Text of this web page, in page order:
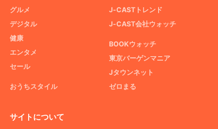
グルメ
デジタル
健康
エンタメ
セール
おうちスタイル
J-CASTトレンド
J-CAST会社ウォッチ
BOOKウォッチ
東京バーゲンマニア
Jタウンネット
ゼロまる
サイトについて